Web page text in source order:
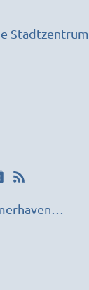
Monteurzimmer.de / Nähe Stadtzentrum